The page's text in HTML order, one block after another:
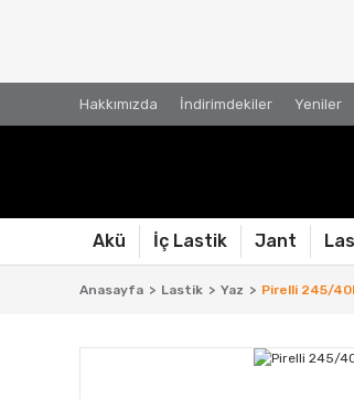
Hakkımızda İndirimdekiler Yeniler
Akü İç Lastik Jant
Anasayfa Lastik Yaz Pirelli 245/